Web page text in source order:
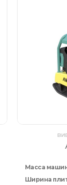
Масса
Ширина